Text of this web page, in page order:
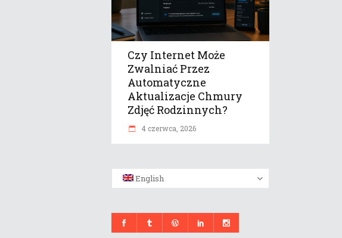
Czy Internet Może
Zwalniać Przez
Automatyczne
Aktualizacje Chmury
Zdjęć Rodzinnych?
4 czerwca, 2026
English